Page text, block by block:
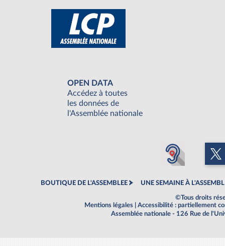
OPEN DATA
Accédez à toutes
les données de
l'Assemblée nationale
BOUTIQUE DE L'ASSEMBLEE UNE SEMAINE À
©Tous droits
Mentions légales
Accessibilité : partiellement
Assemblée nationale - 126 Rue de